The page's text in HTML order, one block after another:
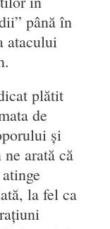
până în
atacului
plătit
de
și
arată că
la fel ca